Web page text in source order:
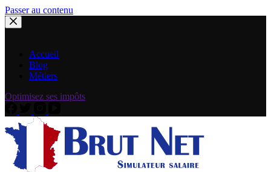
Passer au contenu
Accueil
Blog
Métiers
Optimisez ses impôts